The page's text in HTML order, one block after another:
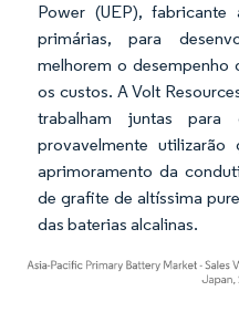
Power (UEP), fabricante
primárias, para
melhorem o desempenho
os custos. A Volt
trabalham juntas para
provavelmente
aprimoramento da
de grafite de altíssima
das baterias alcalinas.